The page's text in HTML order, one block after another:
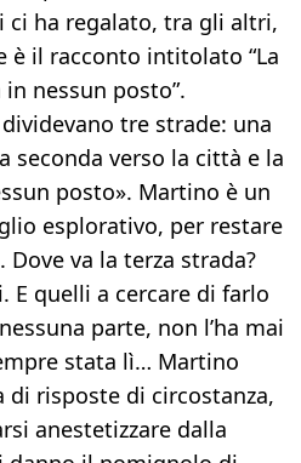
ci ha regalato, tra gli altri,
è il racconto intitolato “La
nessun posto”.
tre strade: una
seconda verso la città e la
posto». Martino è un
esplorativo, per restare
va la terza strada?
E quelli a cercare di farlo
parte, non l’ha mai
stata lì… Martino
di risposte di circostanza,
anestetizzare dalla